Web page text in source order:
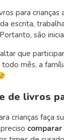
para
escrita,
são
que
mês, a
de livros
crianças faça
comparar